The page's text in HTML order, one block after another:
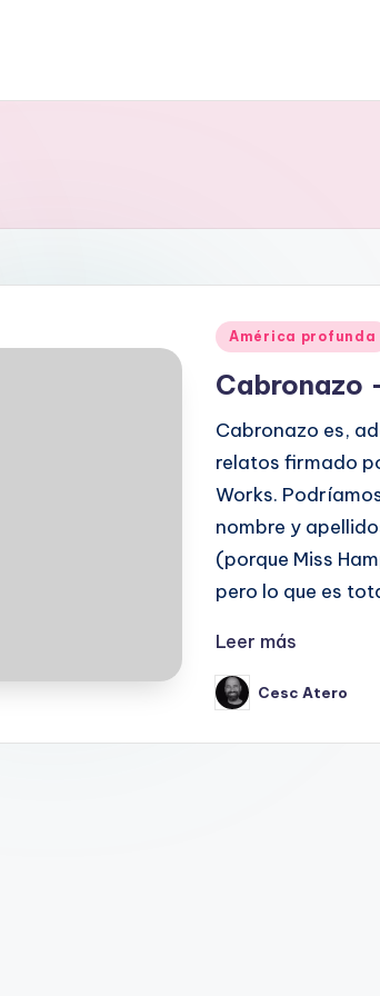
Publicado
América profunda
Cabronazo
Cabronazo es,
relatos firmado
Works.
nombre y
(porque Miss
pero lo que es
Leer más
Publicado
por
Cesc Atero